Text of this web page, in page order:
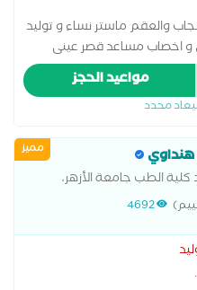
والعقم ماستر نساء و توليد
اخصاب مساعد قصر عينى
المجهري الولادة الطبيعية
ما قبل الولادة وبعدها
الابعاد عمليات تجميل المهبل
مواعيد الحجز
محدد
مميز هنداوي
الطب جامعة الأزهر،
وطب الجنين
4692